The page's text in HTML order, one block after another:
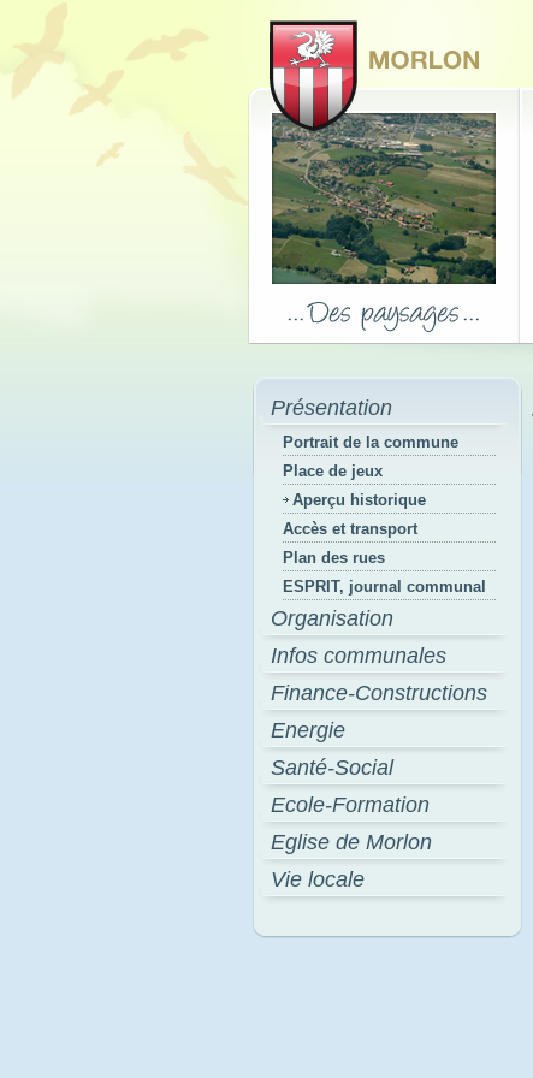
Présentation
Portrait de la commune
Place de jeux
Aperçu historique
Accès et transport
Plan des rues
ESPRIT, journal communal
Organisation
Infos communales
Finance-Constructions
Energie
Santé-Social
Ecole-Formation
Eglise de Morlon
Vie locale